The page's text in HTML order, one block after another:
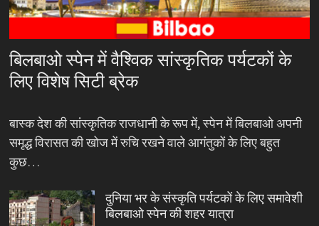
बिलबाओ स्पेन में वैश्विक सांस्कृतिक पर्यटकों के
लिए विशेष सिटी ब्रेक
बास्क देश की सांस्कृतिक राजधानी के रूप में, स्पेन में बिलबाओ अपनी
समृद्ध विरासत की खोज में रुचि रखने वाले आगंतुकों के लिए बहुत
कुछ…
दुनिया भर के संस्कृति पर्यटकों के लिए समावेशी
बिलबाओ स्पेन की शहर यात्रा